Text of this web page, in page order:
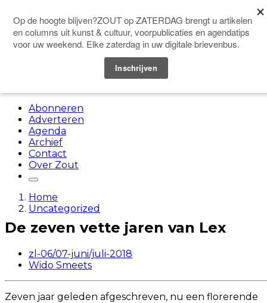
Doneer
Abonneren
Adverteren
Agenda
Archief
Contact
Over Zout
Home
Uncategorized
De zeven vette jaren van Lex
zl-06/07-juni/juli-2018
Wido Smeets
Zeven jaar geleden afgeschreven, nu een florerende